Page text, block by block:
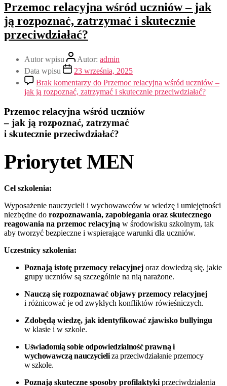
Przemoc relacyjna wśród uczniów – jak
ją rozpoznać, zatrzymać i skutecznie
przeciwdziałać?
Autor wpisu Autor: admin
Data wpisu
23 września, 2025
Brak komentarzy do Przemoc relacyjna wśród uczniów –
jak ją rozpoznać, zatrzymać i skutecznie przeciwdziałać?
Przemoc relacyjna wśród uczniów
– jak ją rozpoznać, zatrzymać
i skutecznie przeciwdziałać?
Priorytet MEN
Cel szkolenia:
Wyposażenie nauczycieli i wychowawców w wiedzę i umiejętności
niezbędne do rozpoznawania, zapobiegania oraz skutecznego
reagowania na przemoc relacyjną w środowisku szkolnym, tak
aby tworzyć bezpieczne i wspierające warunki dla uczniów.
Uczestnicy szkolenia:
Poznają istotę przemocy relacyjnej oraz dowiedzą się, jakie
grupy uczniów są szczególnie na nią narażone.
Nauczą się rozpoznawać objawy przemocy relacyjnej
i różnicować je od zwykłych konfliktów rówieśniczych.
Zdobędą wiedzę, jak identyfikować zjawisko bullyingu
w klasie i w szkole.
Uświadomią sobie odpowiedzialność prawną i
wychowawczą nauczycieliza przeciwdziałanie przemocy
w szkole.
Poznają skuteczne sposoby profilaktyki przeciwdziałania